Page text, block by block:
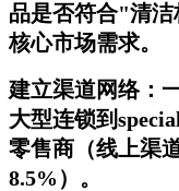
品是否符合"清
核心市场需求。
建立渠道网络：
大型连锁到
零售商（线上渠
8.5%）。